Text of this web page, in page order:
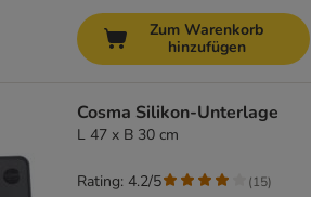
Zum Warenkorb
hinzufügen
Cosma Silikon-Unterlage
L 47 x B 30 cm
Rating: 4.2/5 (15)